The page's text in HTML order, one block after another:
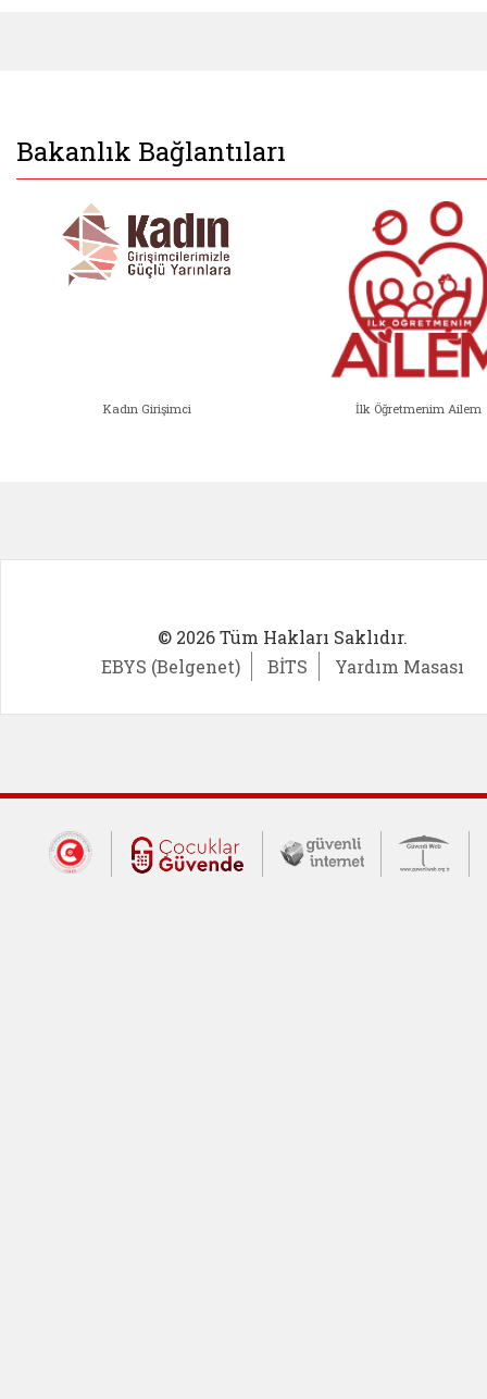
Bakanlık Bağlantıları
Kadın Girişimci İlk Öğretmenim Ailem
© 2026 Tüm Hakları Saklıdır.
EBYS (Belgenet)
BİTS Yardım Masası
Dış Bağlantılar
Cumhurbaşkanlığı İletişim Merkezi
Çocuklar Güvende (yeni
Güvenli